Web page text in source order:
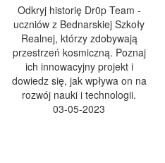
Odkryj historię Dr0p Team -
uczniów z Bednarskiej Szkoły
Realnej, którzy zdobywają
przestrzeń kosmiczną. Poznaj
ich innowacyjny projekt i
dowiedz się, jak wpływa on na
rozwój nauki i technologii.
03-05-2023